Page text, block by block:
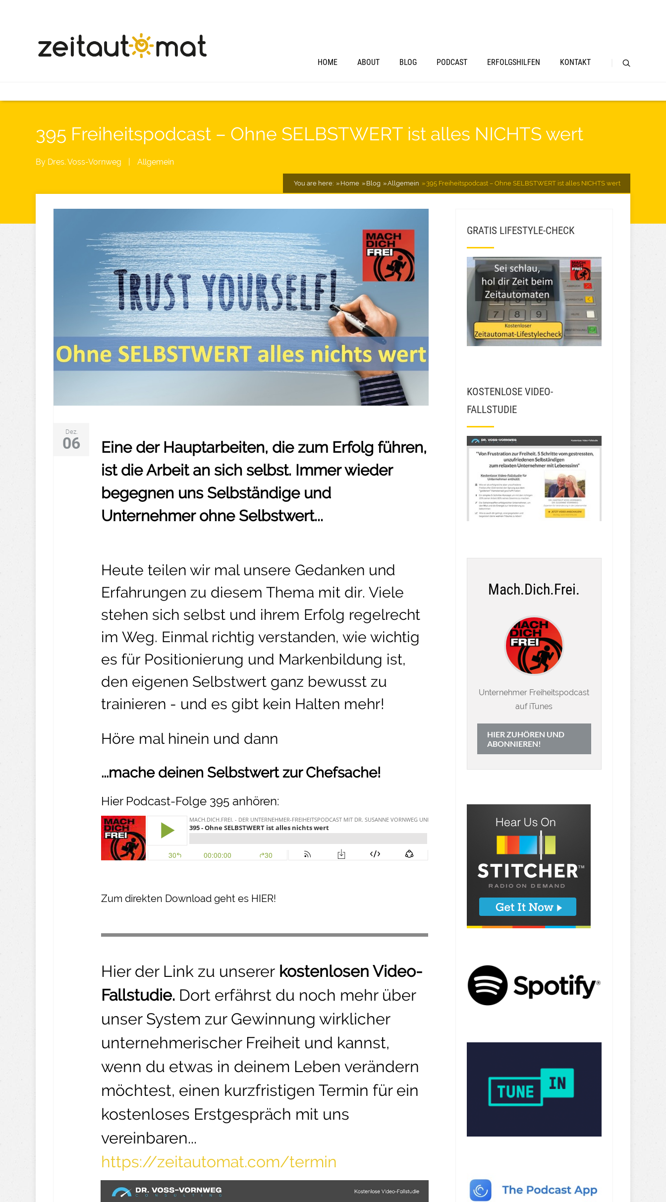
HOME ABOUT BLOG PODCAST ERFOLGSHILFEN KONTAKT
395 Freiheitspodcast – Ohne SELBSTWERT ist alles NICHTS wert
By Dres. Voss-Vornweg Allgemein
You are here: Home Blog Allgemein 395 Freiheitspodcast – Ohne SELBSTWERT ist alles NICHTS wert
Dez.
06
Eine der Hauptarbeiten, die zum Erfolg führen,
ist die Arbeit an sich selbst. Immer wieder
begegnen uns Selbständige und
Unternehmer ohne Selbstwert...
Heute teilen wir mal unsere Gedanken und
Erfahrungen zu diesem Thema mit dir. Viele
stehen sich selbst und ihrem Erfolg regelrecht
im Weg. Einmal richtig verstanden, wie wichtig
es für Positionierung und Markenbildung ist,
den eigenen Selbstwert ganz bewusst zu
trainieren - und es gibt kein Halten mehr!
Höre mal hinein und dann
...mache deinen Selbstwert zur Chefsache!
Hier Podcast-Folge 395 anhören:
Z um direkte n Download geh t es HIER!
Hier der Link zu unserer kostenlosen Video-
Fallstudie. Dort erfährst du noch mehr über
unser System zur Gewinnung wirklicher
unternehmerischer Freiheit und kannst,
wenn du etwas in deinem Leben verändern
möchtest, einen kurzfristigen Termin für ein
kostenloses Erstgespräch mit uns
vereinbaren...
https://zeitautomat.com/termin
GRATIS LIFESTYLE-CHECK
KOSTENLOSE VIDEO-
FALLSTUDIE
Mach.Dich.Frei.
Unternehmer Freiheitspodcast
auf iTunes
HIER ZUHÖREN UND
ABONNIEREN!